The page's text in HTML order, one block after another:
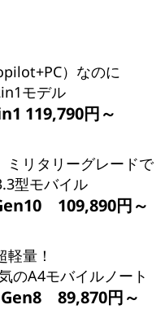
）なのに
モデル
119,790円～
リタリーグレードで
型モバイル
109,890円～
量！
のA4モバイルノート
Gen889,870円～